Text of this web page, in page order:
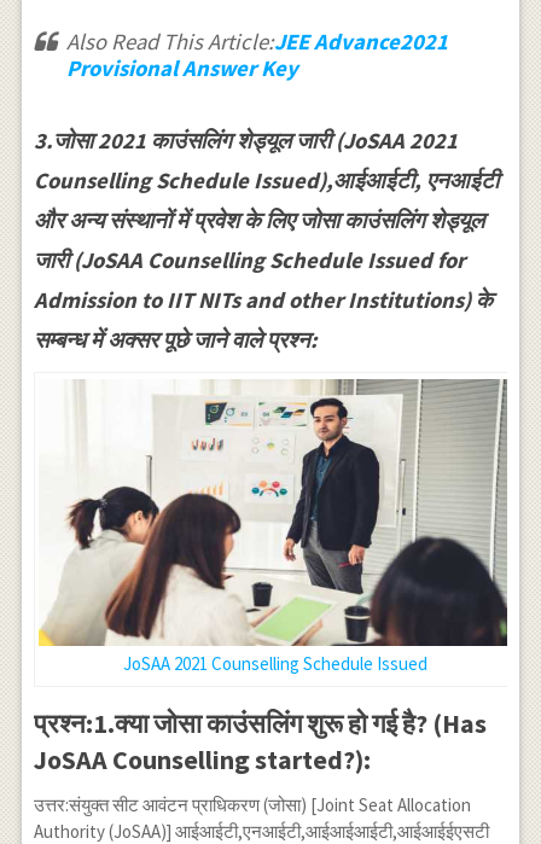
Also Read This Article:JEE Advance2021
Provisional Answer Key
3.जोसा 2021 काउंसलिंग शेड्यूल जारी (JoSAA 2021
Counselling Schedule Issued),आईआईटी, एनआईटी
और अन्य संस्थानों में प्रवेश के लिए जोसा काउंसलिंग शेड्यूल
जारी (JoSAA Counselling Schedule Issued for
Admission to IIT NITs and other Institutions) के
सम्बन्ध में अक्सर पूछे जाने वाले प्रश्न:
JoSAA 2021 Counselling Schedule Issued
प्रश्न:1.क्या जोसा काउंसलिंग शुरू हो गई है? (Has
JoSAA Counselling started?):
उत्तर:संयुक्त सीट आवंटन प्राधिकरण (जोसा) [Joint Seat Allocation
Authority (JoSAA)] आईआईटी,एनआईटी,आईआईआईटी,आईआईईएसटी